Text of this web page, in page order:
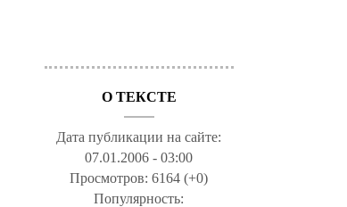
О ТЕКСТЕ
Дата публикации на сайте:
07.01.2006 - 03:00
Просмотров:6164 (+0)
Популярность: